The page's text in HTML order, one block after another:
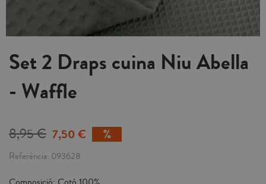
Set 2 Draps cuina Niu Abella
- Waffle
8,95 € 7,50 €
Referència 093628